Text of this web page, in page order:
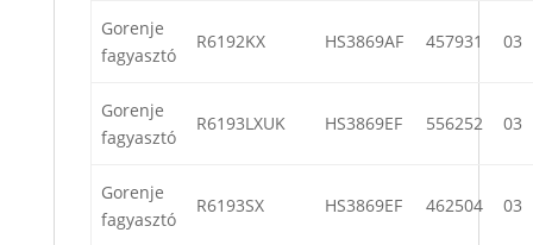
Gorenje
fagyasztó
R6192KX HS3869AF 457931 03
Gorenje
fagyasztó
R6193LXUK HS3869EF 556252 03
Gorenje
fagyasztó
R6193SX HS3869EF 462504 03